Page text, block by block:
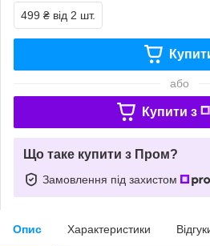
499 ₴ від 2 шт.
або
Купити з
Що таке купити з Пром?
Замовлення під захистом
Опис Характеристики